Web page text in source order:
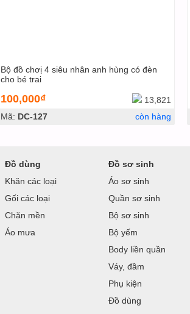
Bộ đồ chơị 4 siêu nhân anh hùng có đèn
cho bé trai
100,000₫
13,821
Mã: DC-127 còn hàng
Đồ dùng
Khăn các loại
Gối các loại
Chăn mền
Áo mưa
Đồ sơ sinh
Áo sơ sinh
Quần sơ sinh
Bộ sơ sinh
Bộ yếm
Body liền quần
Váy, đầm
Phụ kiện
Đồ dùng